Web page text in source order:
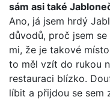
sám asi také
Ano, já jsem hrdý
důvodů, proč jsem
mi, že je takové
to měl vzít do rukou
restauraci blízko.
líbit a přijdou se sem